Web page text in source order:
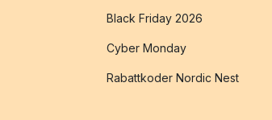
Black Friday 2026
Cyber Monday
Rabattkoder Nordic Nest